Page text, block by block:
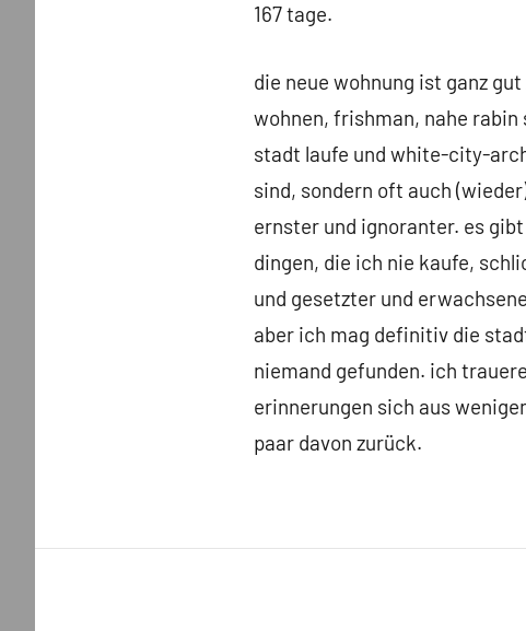
167 tage.
die neue wohnung ist ganz
wohnen, frishman, nahe
stadt laufe und white-city-
sind, sondern oft auch
ernster und ignoranter. es
dingen, die ich nie kaufe,
und gesetzter und
aber ich mag definitiv die
niemand gefunden. ich
erinnerungen sich aus
paar davon zurück.